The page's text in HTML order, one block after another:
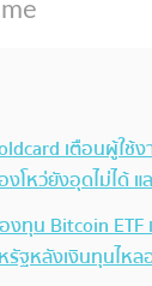
เตือนผู้ใช้
งโหว่ยังอุดไม่ได้ แ
งทุน Bitcoin ETF
รัฐหลังเงินทุนไห